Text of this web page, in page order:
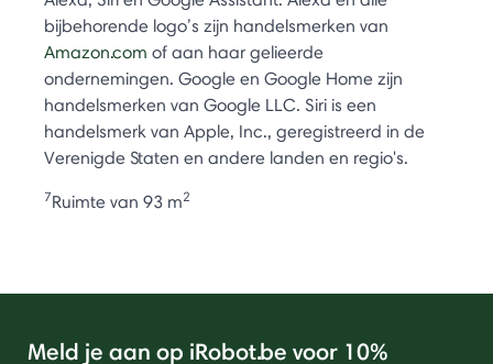
bijbehorende logo’s zijn handelsmerken van
Amazon.com of aan haar gelieerde
ondernemingen. Google en Google Home zijn
handelsmerken van Google LLC. Siri is een
handelsmerk van Apple, Inc., geregistreerd in de
Verenigde Staten en andere landen en regio's.
7Ruimte van 93 m2
Meld je aan op iRobot.be voor 10%